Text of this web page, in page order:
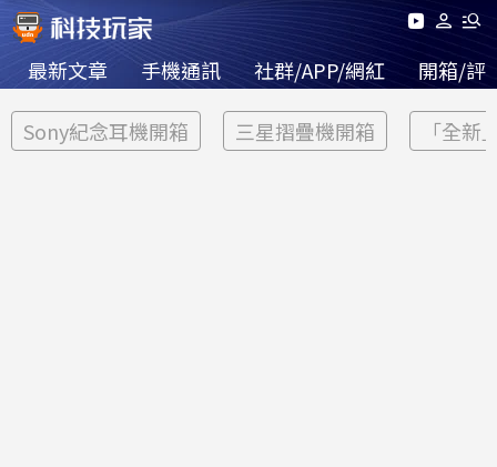
最新文章 手機通訊 社群/APP/網紅 開箱/評
Sony紀念耳機開箱 三星摺疊機開箱 「全新